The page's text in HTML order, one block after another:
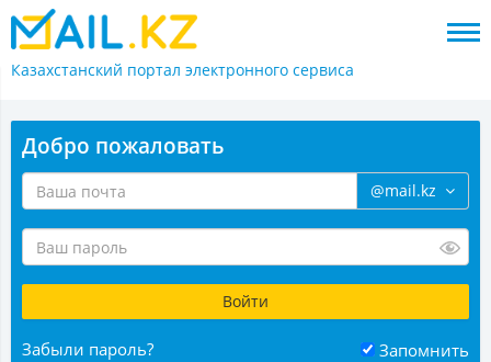
Казахстанский портал электронного сервиса
Добро пожаловать
@mail.kz
Забыли пароль? Запомнить